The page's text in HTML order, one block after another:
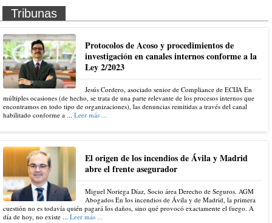
Tribunas
Protocolos de Acoso y procedimientos de
investigación en canales internos conforme a la
Ley 2/2023
Jesús Cordero, asociado senior de Compliance de ECIJA En
múltiples ocasiones (de hecho, se trata de una parte relevante de los procesos internos que
encontramos en todo tipo de organizaciones), las denuncias remitidas a través del canal
habilitado conforme a ... Leer más ...
El origen de los incendios de Ávila y Madrid
abre el frente asegurador
Miguel Noriega Díaz, Socio área Derecho de Seguros. AGM
Abogados En los incendios de Ávila y de Madrid, la primera
cuestión no es todavía quién pagará los daños, sino qué provocó exactamente el fuego. A
día de hoy, no existe ... Leer más ...